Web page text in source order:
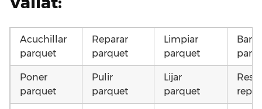
Acuchillar
parquet
Reparar
parquet
Limpiar
parquet
Poner
parquet
Pulir
parquet
Lijar
parquet